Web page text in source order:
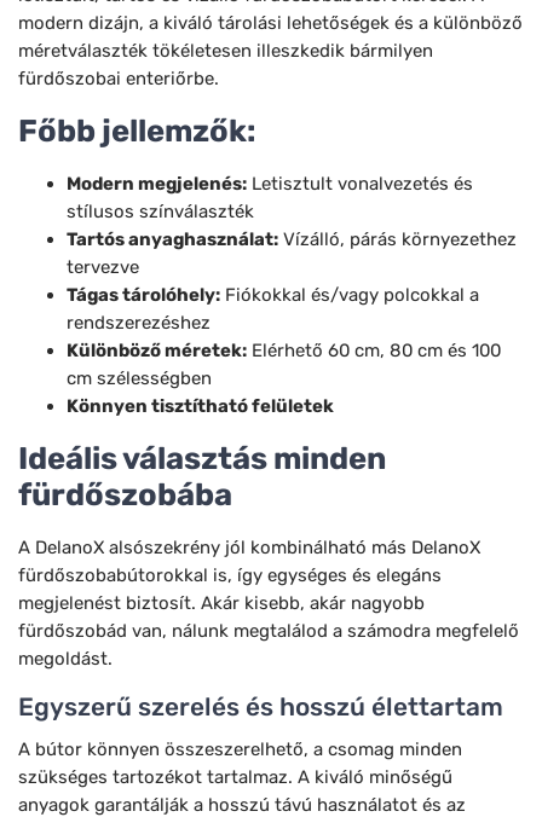
modern dizájn, a kiváló tárolási lehetőségek és a különböző
méretválaszték tökéletesen illeszkedik bármilyen
fürdőszobai enteriőrbe.
Főbb jellemzők:
Modern megjelenés: Letisztult vonalvezetés és
stílusos színválaszték
Tartós anyaghasználat: Vízálló, párás környezethez
tervezve
Tágas tárolóhely: Fiókokkal és/vagy polcokkal a
rendszerezéshez
Különböző méretek: Elérhető 60 cm, 80 cm és 100
cm szélességben
Könnyen tisztítható felületek
Ideális választás minden
fürdőszobába
A DelanoX alsószekrény jól kombinálható más DelanoX
fürdőszobabútorokkal is, így egységes és elegáns
megjelenést biztosít. Akár kisebb, akár nagyobb
fürdőszobád van, nálunk megtalálod a számodra megfelelő
megoldást.
Egyszerű szerelés és hosszú élettartam
A bútor könnyen összeszerelhető, a csomag minden
szükséges tartozékot tartalmaz. A kiváló minőségű
anyagok garantálják a hosszú távú használatot és az